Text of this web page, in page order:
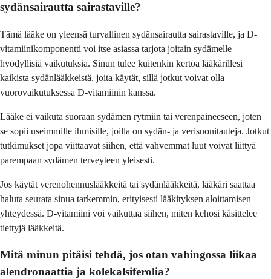
sydänsairautta sairastaville?
Tämä lääke on yleensä turvallinen sydänsairautta sairastaville, ja D-
vitamiinikomponentti voi itse asiassa tarjota joitain sydämelle
hyödyllisiä vaikutuksia. Sinun tulee kuitenkin kertoa lääkärillesi
kaikista sydänlääkkeistä, joita käytät, sillä jotkut voivat olla
vuorovaikutuksessa D-vitamiinin kanssa.
Lääke ei vaikuta suoraan sydämen rytmiin tai verenpaineeseen, joten
se sopii useimmille ihmisille, joilla on sydän- ja verisuonitauteja. Jotkut
tutkimukset jopa viittaavat siihen, että vahvemmat luut voivat liittyä
parempaan sydämen terveyteen yleisesti.
Jos käytät verenohennuslääkkeitä tai sydänlääkkeitä, lääkäri saattaa
haluta seurata sinua tarkemmin, erityisesti lääkityksen aloittamisen
yhteydessä. D-vitamiini voi vaikuttaa siihen, miten kehosi käsittelee
tiettyjä lääkkeitä.
Mitä minun pitäisi tehdä, jos otan vahingossa liikaa
alendronaattia ja kolekalsiferolia?